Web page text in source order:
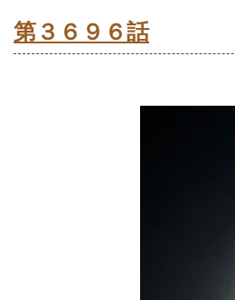
第３６９６話